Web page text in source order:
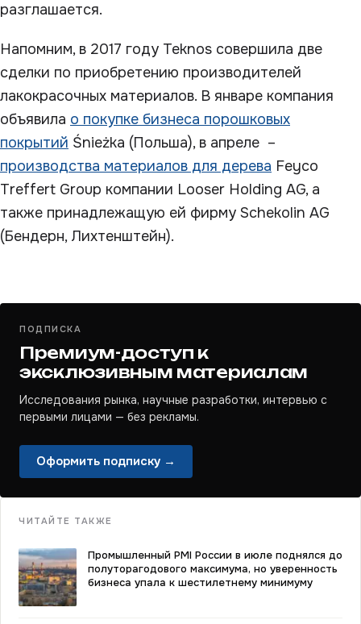
разглашается.
Напомним, в 2017 году Teknos совершила две
сделки по приобретению производителей
лакокрасочных материалов. В январе компания
объявила о покупке бизнеса порошковых
покрытий Śnieżkа (Польша), в апреле –
производства материалов для дерева Feyco
Treffert Group компании Looser Holding AG, а
также принадлежащую ей фирму Schekolin AG
(Бендерн, Лихтенштейн).
ПОДПИСКА
Премиум-доступ к
эксклюзивным материалам
Исследования рынка, научные разработки, интервью с
первыми лицами — без рекламы.
Оформить подписку →
ЧИТАЙТЕ ТАКЖЕ
Промышленный PMI России в июле поднялся до
полуторагодового максимума, но уверенность
бизнеса упала к шестилетнему минимуму